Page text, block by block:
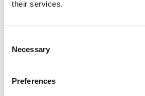
their services.
Selection
Necessary
Preferences
Betalen met Ideal